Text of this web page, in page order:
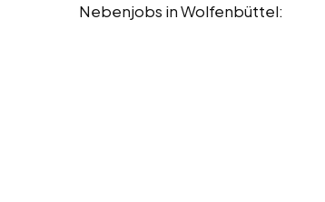
Nebenjobs in Wolfenbüttel: